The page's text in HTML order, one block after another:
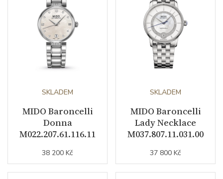
Typ strojku Mido 1192 (ETA 2892-A2)
Rezerva chodu strojku
Kalibr strojku automatický nátah
Kameny strojku
Kyvy strojku 28800
SKLADEM
MIDO Baroncelli
Donna
M022.207.61.116.11
38 200 Kč
SKLADEM
MIDO Baroncelli
Lady Necklace
M037.807.11.031.00
37 800 Kč